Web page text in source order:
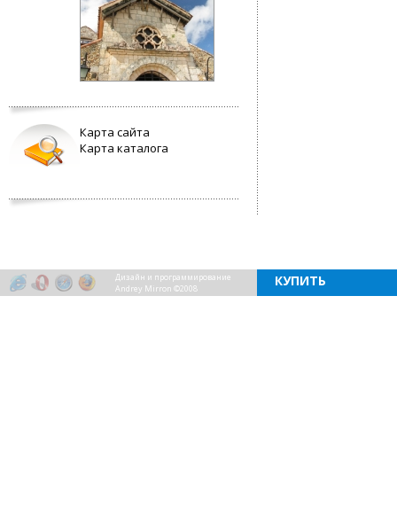
Карта сайта
Карта каталога
Дизайн и программирование
Andrey Mirron ©2008
КУПИТЬ